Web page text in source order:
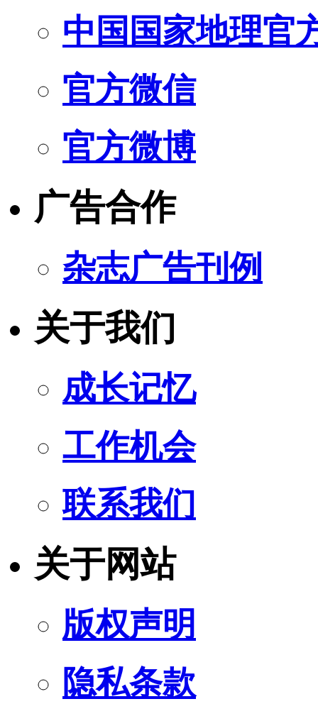
中国国家地理官
官方微信
官方微博
广告合作
杂志广告刊例
关于我们
成长记忆
工作机会
联系我们
关于网站
版权声明
隐私条款